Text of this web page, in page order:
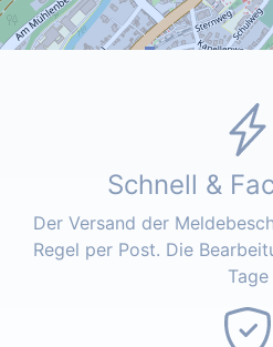
Schnell &
Der Versand der
Regel per Post. Die
Tage